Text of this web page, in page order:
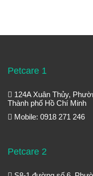
Petcare 1
124A Xuân Thủy,
Thành phố Hồ Chí Minh
Mobile: 0918 271 246
Petcare 2